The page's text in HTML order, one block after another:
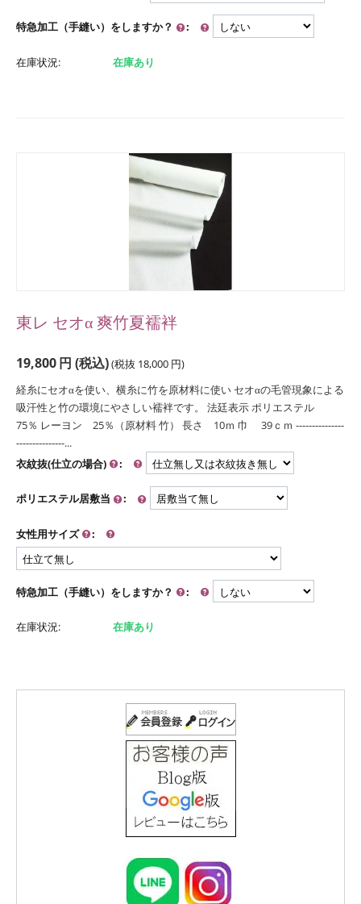
特急加工（手縫い）をしますか？ :
在庫状況: 在庫あり
東レ セオα 爽竹夏襦袢
19,800円 (税込)(税抜 18,000 円)
経糸にセオαを使い、横糸に竹を原材料に使い セオαの毛管現象による
吸汗性と竹の環境にやさしい襦袢です。 法廷表示 ポリエステル
75％ レーヨン 25％（原材料 竹） 長さ 10ｍ 巾 39ｃｍ ---------------
---------------...
衣紋抜(仕立の場合)
:
ポリエステル居敷当 :
女性用サイズ :
特急加工（手縫い）をしますか？ :
在庫状況: 在庫あり